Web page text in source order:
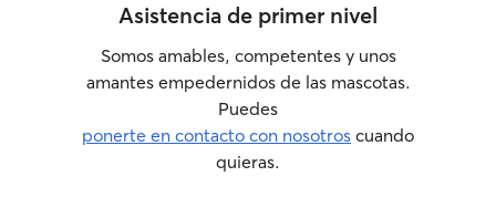
Asistencia de primer nivel
Somos amables, competentes y unos
amantes empedernidos de las mascotas.
Puedes
ponerte en contacto con nosotros cuando
quieras.